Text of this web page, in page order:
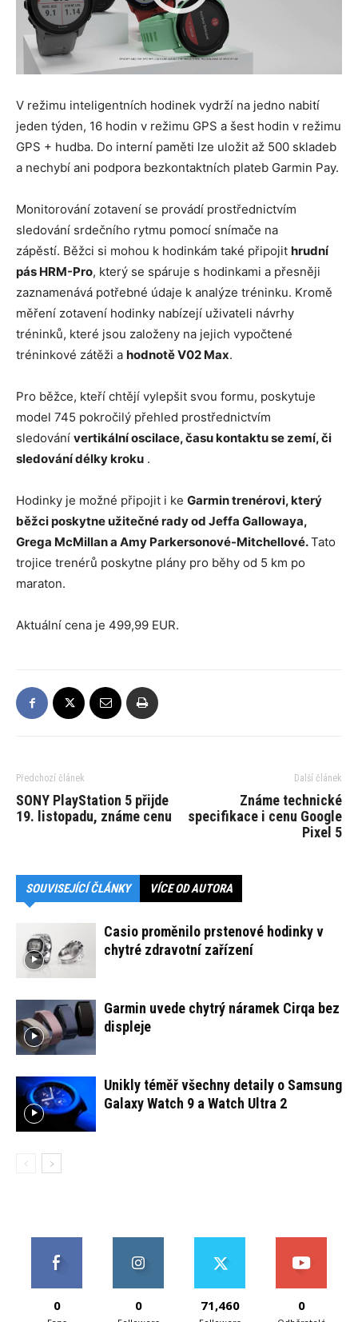
V režimu inteligentních hodinek vydrží na jedno nabití
jeden týden, 16 hodin v režimu GPS a šest hodin v režimu
GPS + hudba. Do interní paměti lze uložit až 500 skladeb
a nechybí ani podpora bezkontaktních plateb Garmin Pay.
Monitorování zotavení se provádí prostřednictvím
sledování srdečního rytmu pomocí snímače na
zápěstí. Běžci si mohou k hodinkám také připojit hrudní
pás HRM-Pro, který se spáruje s hodinkami a přesněji
zaznamenává potřebné údaje k analýze tréninku. Kromě
měření zotavení hodinky nabízejí uživateli návrhy
tréninků, které jsou založeny na jejich vypočtené
tréninkové zátěži a hodnotě V02 Max.
Pro běžce, kteří chtějí vylepšit svou formu, poskytuje
model 745 pokročilý přehled prostřednictvím
sledování vertikální oscilace, času kontaktu se zemí, či
sledování délky kroku .
Hodinky je možné připojit i ke Garmin trenérovi, který
běžci poskytne užitečné rady od Jeffa Gallowaya,
Grega McMillan a Amy Parkersonové-Mitchellové.Tato
trojice trenérů poskytne plány pro běhy od 5 km po
maraton.
Aktuální cena je 499,99 EUR.
Předchozí článek
SONY PlayStation 5 přijde
19. listopadu, známe cenu
Další článek
Známe technické
specifikace i cenu Google
Pixel 5
SOUVISEJÍCÍ ČLÁNKY VÍCE OD AUTORA
Casio proměnilo prstenové hodinky v
chytré zdravotní zařízení
Garmin uvede chytrý náramek Cirqa bez
displeje
Unikly téměř všechny detaily o Samsung
Galaxy Watch 9 a Watch Ultra 2
0 0 71,460 0